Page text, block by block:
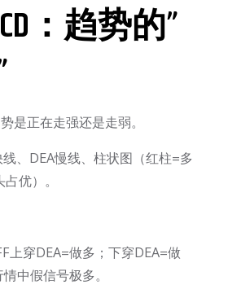
：趋势的”
是正在走强还是走弱。
线、DEA慢线、柱状图（红柱=多
优）。
上穿DEA=做多；下穿DEA=做
中假信号极多。